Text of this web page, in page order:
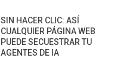
SIN HACER CLIC: ASÍ
CUALQUIER PÁGINA WEB
PUEDE SECUESTRAR TU
AGENTES DE IA